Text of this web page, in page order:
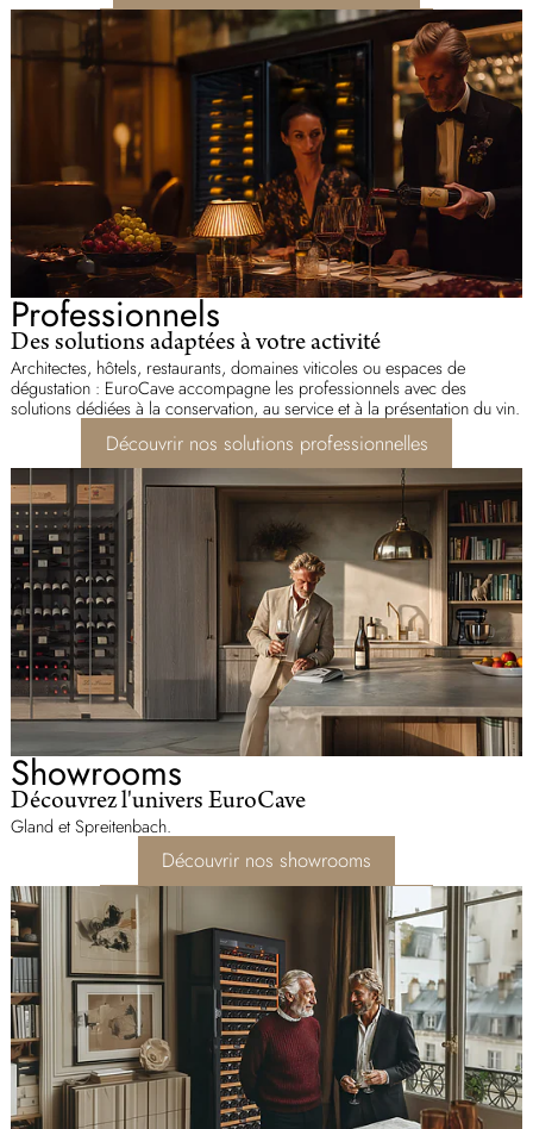
Professionnels
Des solutions adaptées à votre activité
Architectes, hôtels, restaurants, domaines viticoles ou espaces de
dégustation : EuroCave accompagne les professionnels avec des
solutions dédiées à la conservation, au service et à la présentation du vin.
Découvrir nos solutions professionnelles
Showrooms
Découvrez l'univers EuroCave
Gland et Spreitenbach.
Découvrir nos showrooms